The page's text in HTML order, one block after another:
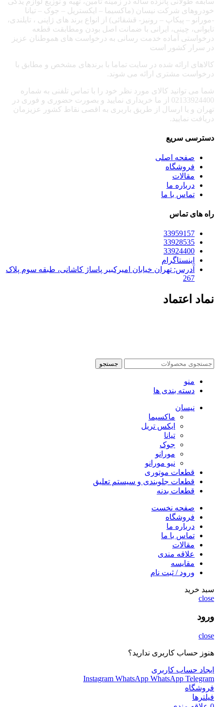
خودروهای شرکت نیسان (ماکسیما – ایکستریل – جوک – تیانا
-مورانو – پیکاپ – رونیز- قشقائی) از انواع برند های ژاپنی ، تایلندی،
تایوانی، چینی، ایرانی با ضمانت اصل بودن ومطابقت قطعه
درخواستی آماده خدمت رسانی به درخواست های هموطنان عزیز
در سرار کشور است
کالاهای ارائه شده در سایت تماما با برندهای مشخص و مطابق با
درخواست مشتری ارائه می شوند.
شما می توانید کالای مورد نظر خود را با تماس تلفنی به شماره
02133924400 از ما خریداری نمایید و بصورت حضوری و فوری در
تهران و یا ارسال از طریق باربری به اقصی نقاط کشور عزیزمان
دریافت نمایید.
دسترسی سریع
صفحه اصلی
فروشگاه
مقالات
درباره ما
تماس با ما
راه های تماس
33959157
33928535
33924400
اینستاگرام
آدرس: تهران خیابان امیرکبیر پاساژ کاشانی، طبقه سوم پلاک
267
نماد اعتماد
جستجو
منو
دسته بندی ها
نیسان
ماکسیما
ایکس تریل
تیانا
جوک
مورانو
نیو مورانو
قطعات موتوری
قطعات جلوبندی و سیستم تعلیق
قطعات بدنه
صفحه نخست
فروشگاه
درباره ما
تماس با ما
مقالات
علاقه مندی
مقایسه
ورود / ثبت نام
سبد خرید
close
ورود
close
هنوز حساب کاربری ندارید؟
ایجاد حساب کاربری
Instagram WhatsApp WhatsApp Telegram
فروشگاه
فیلترها